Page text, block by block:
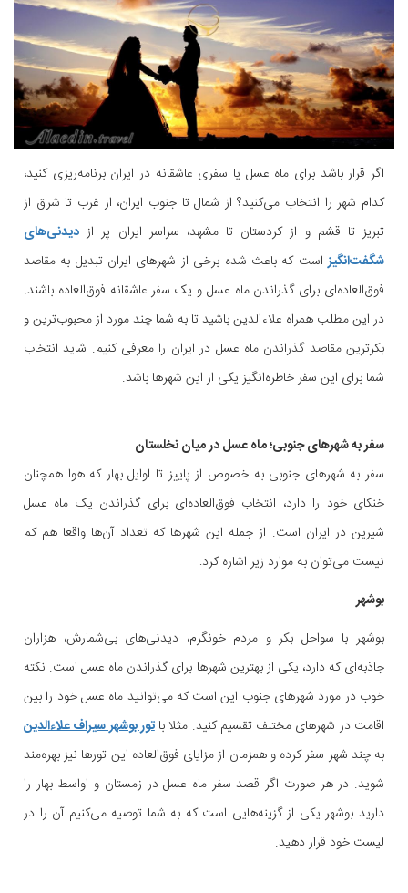
اگر قرار باشد برای ماه عسل یا سفری عاشقانه در ایران برنامه‌ریزی کنید،
کدام شهر را انتخاب می‌کنید؟ از شمال تا جنوب ایران، از غرب تا شرق از
تبریز تا قشم و از کردستان تا مشهد، سراسر ایران پر از دیدنی‌های
شگفت‌انگیزاست که باعث شده برخی از شهرهای ایران تبدیل به مقاصد
فوق‌العاده‌ای برای گذراندن ماه عسل و یک سفر عاشقانه فوق‌العاده باشند.
در این مطلب همراه علاءالدین باشید تا به شما چند مورد از محبوب‌ترین و
بکرترین مقاصد گذراندن ماه عسل در ایران را معرفی کنیم. شاید انتخاب
شما برای این سفر خاطره‌انگیز یکی از این شهرها باشد.
سفر به شهرهای جنوبی؛ ماه عسل در میان نخلستان
سفر به شهرهای جنوبی به خصوص از پاییز تا اوایل بهار که هوا همچنان
خنکای خود را دارد، انتخاب فوق‌العاده‌ای برای گذراندن یک ماه عسل
شیرین در ایران است. از جمله این شهرها که تعداد آن‌ها واقعا هم کم
نیست می‌توان به موارد زیر اشاره کرد:
بوشهر
بوشهر با سواحل بکر و مردم خونگرم، دیدنی‌های بی‌شمارش، هزاران
جاذبه‌ای که دارد، یکی از بهترین شهرها برای گذراندن ماه عسل است. نکته
خوب در مورد شهرهای جنوب این است که می‌توانید ماه عسل خود را بین
اقامت در شهرهای مختلف تقسیم کنید. مثلا باتور بوشهر سیراف علاءالدین
به چند شهر سفر کرده و همزمان از مزایای فوق‌العاده این تورها نیز بهره‌مند
شوید. در هر صورت اگر قصد سفر ماه عسل در زمستان و اواسط بهار را
دارید بوشهر یکی از گزینه‌هایی است که به شما توصیه می‌کنیم آن را در
لیست خود قرار دهید.